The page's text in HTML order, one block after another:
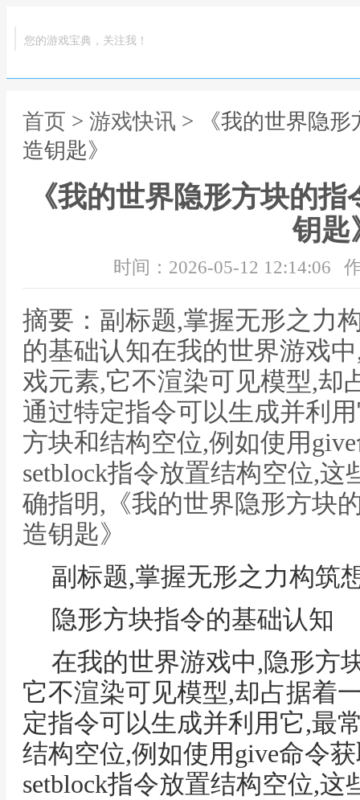
您的游戏宝典，关注我！
首页 > 游戏快讯 > 《我的世界隐
造钥匙》
《我的世界隐形方块的
钥匙
时间：2026-05-12 12:14:06
摘要：副标题,掌握无形之力
的基础认知在我的世界游戏
戏元素,它不渲染可见模型,却
通过特定指令可以生成并利
方块和结构空位,例如使用
setblock指令放置结构空位,
确指明,《我的世界隐形方块
造钥匙》
副标题,掌握无形之力构筑
隐形方块指令的基础认知
在我的世界游戏中,隐形方
它不渲染可见模型,却占据着
定指令可以生成并利用它,最
结构空位,例如使用give命令
setblock指令放置结构空位,